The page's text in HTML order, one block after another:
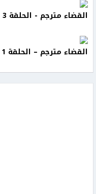
القضاء مترجم - الحلقة 3
القضاء مترجم – الحلقة 1